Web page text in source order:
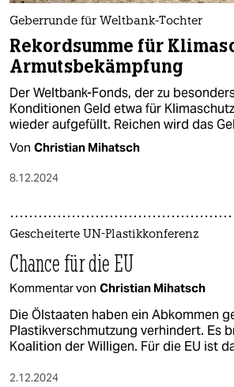
Geberrunde für Weltbank-Tochter
Rekordsumme für
Armutsbekämpfung
Der Weltbank-Fonds, der zu
Konditionen Geld etwa für
wieder aufgefüllt. Reichen wird das
Von Christian Mihatsch
8.12.2024
Gescheiterte UN-Plastikkonferenz
Chance für die EU
Kommentar von Christian Mihatsch
Die Ölstaaten haben ein Abkommen
Plastikverschmutzung verhindert. Es
Koalition der Willigen. Für die EU ist
2.12.2024